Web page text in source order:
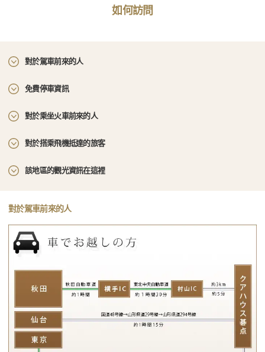
如何訪問
對於駕車前來的人
免費停車資訊
對於乘坐火車前來的人
對於搭乘飛機抵達的旅客
該地區的觀光資訊在這裡
對於駕車前來的人